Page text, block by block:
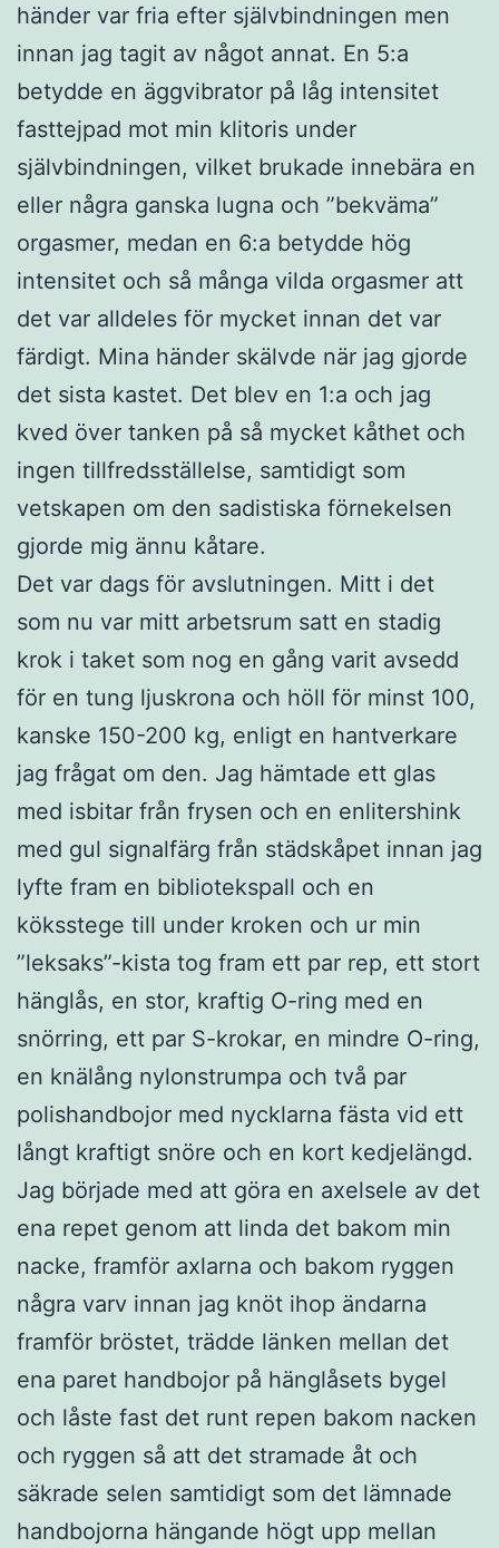
händer var fria efter självbindningen men
innan jag tagit av något annat. En 5:a
betydde en äggvibrator på låg intensitet
fasttejpad mot min klitoris under
självbindningen, vilket brukade innebära en
eller några ganska lugna och ”bekväma”
orgasmer, medan en 6:a betydde hög
intensitet och så många vilda orgasmer att
det var alldeles för mycket innan det var
färdigt. Mina händer skälvde när jag gjorde
det sista kastet. Det blev en 1:a och jag
kved över tanken på så mycket kåthet och
ingen tillfredsställelse, samtidigt som
vetskapen om den sadistiska förnekelsen
gjorde mig ännu kåtare.
Det var dags för avslutningen. Mitt i det
som nu var mitt arbetsrum satt en stadig
krok i taket som nog en gång varit avsedd
för en tung ljuskrona och höll för minst 100,
kanske 150-200 kg, enligt en hantverkare
jag frågat om den. Jag hämtade ett glas
med isbitar från frysen och en enlitershink
med gul signalfärg från städskåpet innan jag
lyfte fram en bibliotekspall och en
köksstege till under kroken och ur min
”leksaks”-kista tog fram ett par rep, ett stort
hänglås, en stor, kraftig O-ring med en
snörring, ett par S-krokar, en mindre O-ring,
en knälång nylonstrumpa och två par
polishandbojor med nycklarna fästa vid ett
långt kraftigt snöre och en kort kedjelängd.
Jag började med att göra en axelsele av det
ena repet genom att linda det bakom min
nacke, framför axlarna och bakom ryggen
några varv innan jag knöt ihop ändarna
framför bröstet, trädde länken mellan det
ena paret handbojor på hänglåsets bygel
och låste fast det runt repen bakom nacken
och ryggen så att det stramade åt och
säkrade selen samtidigt som det lämnade
handbojorna hängande högt upp mellan